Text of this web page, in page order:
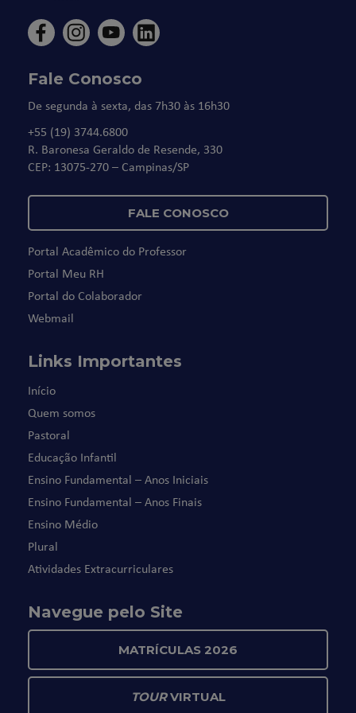
Fale Conosco
De segunda à sexta, das 7h30 às 16h30
+55 (19) 3744.6800
R. Baronesa Geraldo de Resende, 330
CEP: 13075-270 – Campinas/SP
FALE CONOSCO
Portal Acadêmico do Professor
Portal Meu RH
Portal do Colaborador
Webmail
Links Importantes
Início
Quem somos
Pastoral
Educação Infantil
Ensino Fundamental – Anos Iniciais
Ensino Fundamental – Anos Finais
Ensino Médio
Plural
Atividades Extracurriculares
Navegue pelo Site
MATRÍCULAS 2026
TOURVIRTUAL